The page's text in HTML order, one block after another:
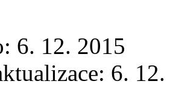
6. 12. 2015
6.